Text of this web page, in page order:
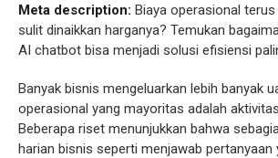
Meta description: Biaya operasional
sulit dinaikkan harganya? Temukan
AI chatbot bisa menjadi solusi efisiensi
Banyak bisnis mengeluarkan lebih banyak
operasional yang mayoritas adalah
Beberapa riset menunjukkan bahwa
harian bisnis seperti menjawab pertanyaan